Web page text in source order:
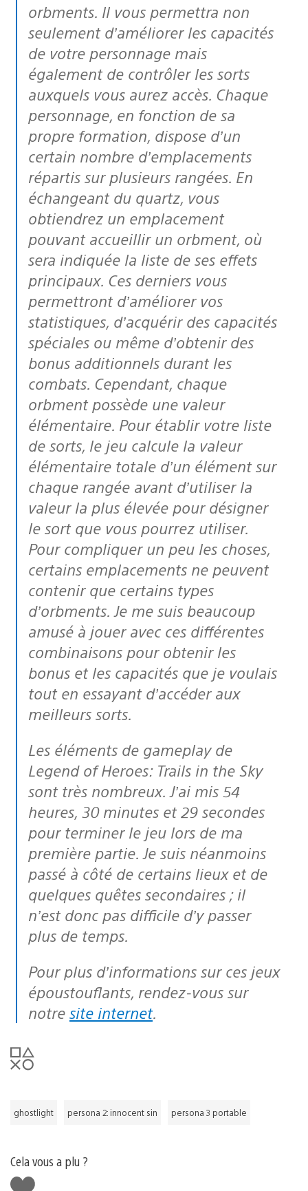
orbments. Il vous permettra non
seulement d’améliorer les capacités
de votre personnage mais
également de contrôler les sorts
auxquels vous aurez accès. Chaque
personnage, en fonction de sa
propre formation, dispose d’un
certain nombre d’emplacements
répartis sur plusieurs rangées. En
échangeant du quartz, vous
obtiendrez un emplacement
pouvant accueillir un orbment, où
sera indiquée la liste de ses effets
principaux. Ces derniers vous
permettront d’améliorer vos
statistiques, d’acquérir des capacités
spéciales ou même d’obtenir des
bonus additionnels durant les
combats. Cependant, chaque
orbmentpossède une valeur
élémentaire. Pour établir votre liste
de sorts, le jeu calcule la valeur
élémentaire totale d’un élément sur
chaque rangée avant d’utiliser la
valeur la plus élevée pour désigner
le sort que vous pourrez utiliser.
Pour compliquer un peu les choses,
certains emplacements ne peuvent
contenir que certains types
d’orbments. Je me suis beaucoup
amusé à jouer avec ces différentes
combinaisons pour obtenir les
bonus et les capacités que je voulais
tout en essayant d’accéder aux
meilleurs sorts.
Les éléments de gameplay de
Legend of Heroes: Trails in the Sky
sont très nombreux. J’ai mis 54
heures, 30 minutes et 29 secondes
pour terminer le jeu lors de ma
première partie. Je suis néanmoins
passé à côté de certains lieux et de
quelques quêtes secondaires ; il
n’est donc pas difficile d’y passer
plus de temps.
Pour plus d’informations sur ces jeux
époustouflants, rendez-vous sur
notre site internet.
ghostlight persona 2: innocent sin persona 3 portable
Cela vous a plu ?
J'aime